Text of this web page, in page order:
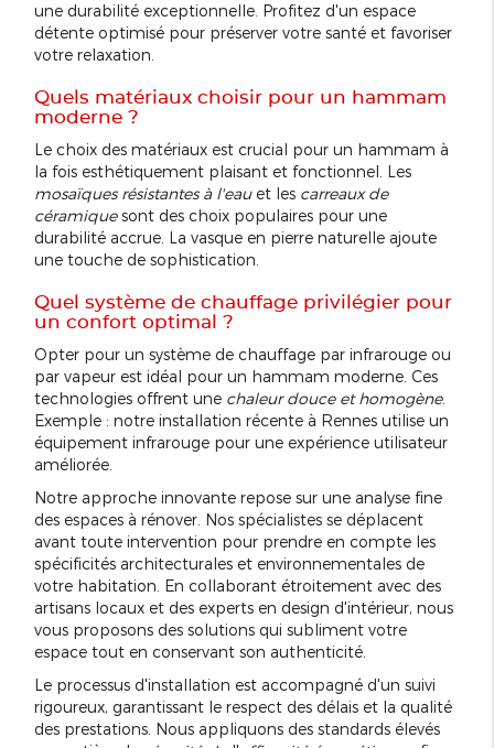
une durabilité exceptionnelle. Profitez d'un espace
détente optimisé pour préserver votre santé et favoriser
votre relaxation.
Quels matériaux choisir pour un hammam
moderne ?
Le choix des matériaux est crucial pour un hammam à
la fois esthétiquement plaisant et fonctionnel. Les
mosaïques résistantes à l'eauet les carreaux de
céramiquesont des choix populaires pour une
durabilité accrue. La vasque en pierre naturelle ajoute
une touche de sophistication.
Quel système de chauffage privilégier pour
un confort optimal ?
Opter pour un système de chauffage par infrarouge ou
par vapeur est idéal pour un hammam moderne. Ces
technologies offrent une chaleur douce et homogène.
Exemple : notre installation récente à Rennes utilise un
équipement infrarouge pour une expérience utilisateur
améliorée.
Notre approche innovante repose sur une analyse fine
des espaces à rénover. Nos spécialistes se déplacent
avant toute intervention pour prendre en compte les
spécificités architecturales et environnementales de
votre habitation. En collaborant étroitement avec des
artisans locaux et des experts en design d'intérieur, nous
vous proposons des solutions qui subliment votre
espace tout en conservant son authenticité.
Le processus d'installation est accompagné d'un suivi
rigoureux, garantissant le respect des délais et la qualité
des prestations. Nous appliquons des standards élevés